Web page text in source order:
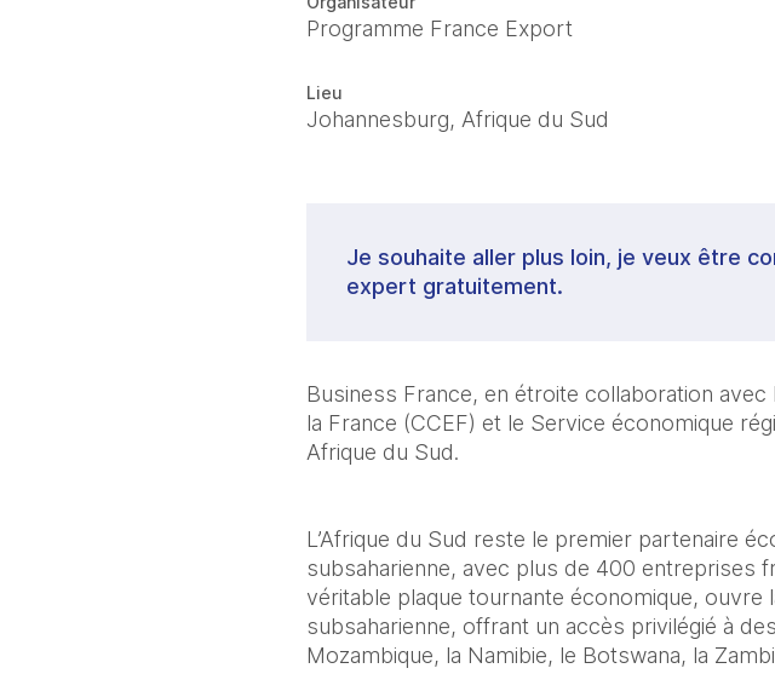
Programme France Export
Lieu
Johannesburg, Afrique du Sud
Je souhaite aller plus loin, je veux être
expert gratuitement.
Business France, en étroite collaboration
la France (CCEF) et le Service économique
Afrique du Sud.
L’Afrique du Sud reste le premier partenaire
subsaharienne, avec plus de 400 entreprises
véritable plaque tournante économique, ouvre
subsaharienne, offrant un accès privilégié à
Mozambique, la Namibie, le Botswana, la